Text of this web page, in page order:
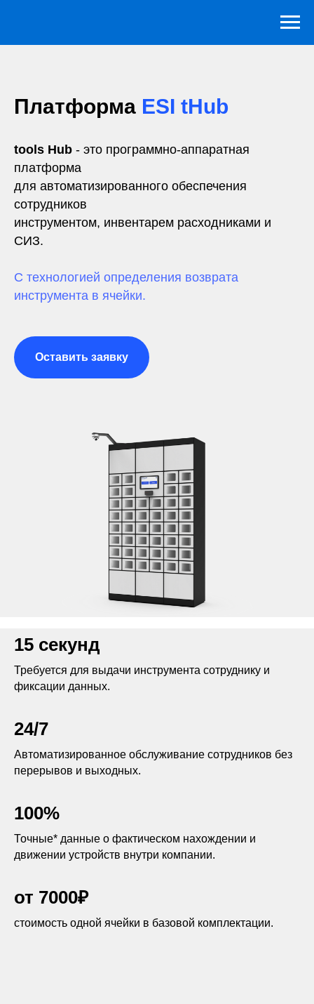
Платформа ESI tHub
tools Hub - это программно-аппаратная
платформа
для автоматизированного обеспечения
сотрудников
инструментом, инвентарем расходниками и
СИЗ.
С технологией определения возврата
инструмента в ячейки.
Оставить заявку
15 секунд
Требуется для выдачи инструмента сотруднику и
фиксации данных.
24/7
Автоматизированное обслуживание сотрудников без
перерывов и выходных.
100%
Точные* данные о фактическом нахождении и
движении устройств внутри компании.
от 7000₽
стоимость одной ячейки в базовой комплектации.